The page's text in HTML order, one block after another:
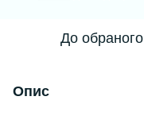
До обраного
Опис